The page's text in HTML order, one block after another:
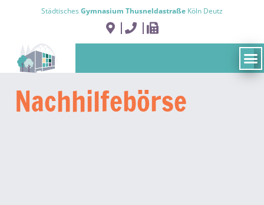
Städtisches Gymnasium Thusneldastraße Köln Deutz
Nachhilfe­börse